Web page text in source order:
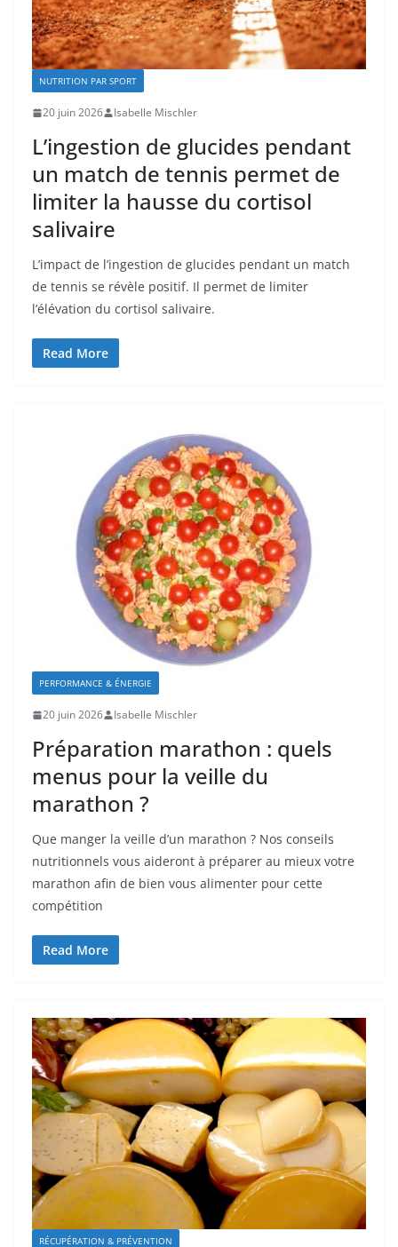
NUTRITION PAR SPORT
20 juin 2026 Isabelle Mischler
L’ingestion de glucides pendant
un match de tennis permet de
limiter la hausse du cortisol
salivaire
L’impact de l’ingestion de glucides pendant un match
de tennis se révèle positif. Il permet de limiter
l’élévation du cortisol salivaire.
Read More
PERFORMANCE & ÉNERGIE
20 juin 2026 Isabelle Mischler
Préparation marathon : quels
menus pour la veille du
marathon ?
Que manger la veille d’un marathon ? Nos conseils
nutritionnels vous aideront à préparer au mieux votre
marathon afin de bien vous alimenter pour cette
compétition
Read More
RÉCUPÉRATION & PRÉVENTION